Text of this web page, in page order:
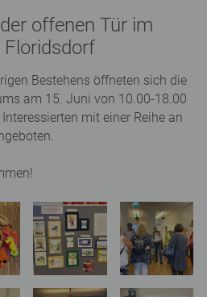
offenen Tür im
Bestehens öffneten sich die
am 15. Juni von 10.00-18.00
mit einer Reihe an